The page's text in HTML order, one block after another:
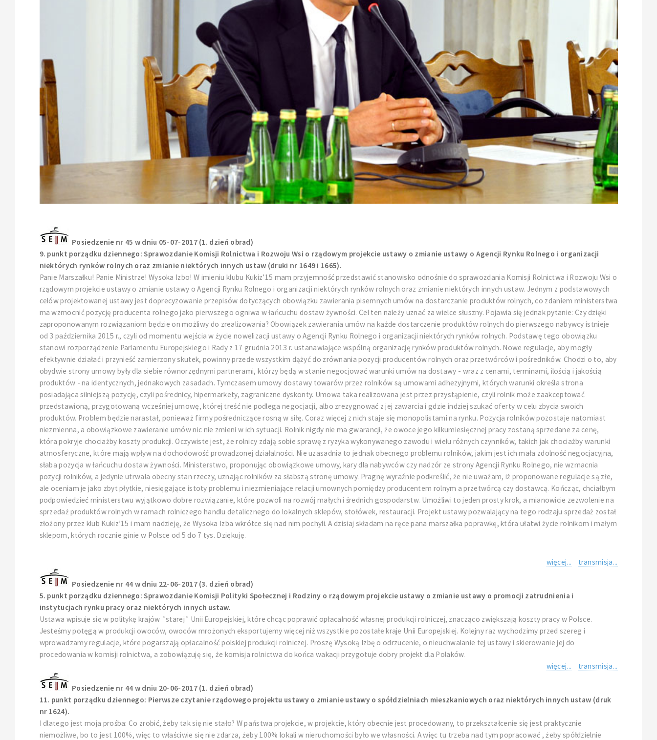
Posiedzenie nr 45 w dniu 05-07-2017 (1. dzień obrad)
9. punkt porządku dziennego: Sprawozdanie Komisji Rolnictwa i Rozwoju Wsi o rządowym projekcie ustawy o zmianie ustawy o Agencji Rynku Rolnego i organizacji
niektórych rynków rolnych oraz zmianie niektórych innych ustaw (druki nr 1649 i 1665).
Panie Marszałku! Panie Ministrze! Wysoka Izbo! W imieniu klubu Kukiz’15 mam przyjemność przedstawić stanowisko odnośnie do sprawozdania Komisji Rolnictwa i Rozwoju Wsi o
rządowym projekcie ustawy o zmianie ustawy o Agencji Rynku Rolnego i organizacji niektórych rynków rolnych oraz zmianie niektórych innych ustaw. Jednym z podstawowych
celów projektowanej ustawy jest doprecyzowanie przepisów dotyczących obowiązku zawierania pisemnych umów na dostarczanie produktów rolnych, co zdaniem ministerstwa
ma wzmocnić pozycję producenta rolnego jako pierwszego ogniwa w łańcuchu dostaw żywności. Cel ten należy uznać za wielce słuszny. Pojawia się jednak pytanie: Czy dzięki
zaproponowanym rozwiązaniom będzie on możliwy do zrealizowania? Obowiązek zawierania umów na każde dostarczenie produktów rolnych do pierwszego nabywcy istnieje
od 3 października 2015 r., czyli od momentu wejścia w życie nowelizacji ustawy o Agencji Rynku Rolnego i organizacji niektórych rynków rolnych. Podstawę tego obowiązku
stanowi rozporządzenie Parlamentu Europejskiego i Rady z 17 grudnia 2013 r. ustanawiające wspólną organizację rynków produktów rolnych. Nowe regulacje, aby mogły
efektywnie działać i przynieść zamierzony skutek, powinny przede wszystkim dążyć do zrównania pozycji producentów rolnych oraz przetwórców i pośredników. Chodzi o to, aby
obydwie strony umowy były dla siebie równorzędnymi partnerami, którzy będą w stanie negocjować warunki umów na dostawy - wraz z cenami, terminami, ilością i jakością
produktów - na identycznych, jednakowych zasadach. Tymczasem umowy dostawy towarów przez rolników są umowami adhezyjnymi, których warunki określa strona
posiadająca silniejszą pozycję, czyli pośrednicy, hipermarkety, zagraniczne dyskonty. Umowa taka realizowana jest przez przystąpienie, czyli rolnik może zaakceptować
przedstawioną, przygotowaną wcześniej umowę, której treść nie podlega negocjacji, albo zrezygnować z jej zawarcia i gdzie indziej szukać oferty w celu zbycia swoich
produktów. Problem będzie narastał, ponieważ firmy pośredniczące rosną w siłę. Coraz więcej z nich staje się monopolistami na rynku. Pozycja rolników pozostaje natomiast
niezmienna, a obowiązkowe zawieranie umów nic nie zmieni w ich sytuacji. Rolnik nigdy nie ma gwarancji, że owoce jego kilkumiesięcznej pracy zostaną sprzedane za cenę,
która pokryje chociażby koszty produkcji. Oczywiste jest, że rolnicy zdają sobie sprawę z ryzyka wykonywanego zawodu i wielu różnych czynników, takich jak chociażby warunki
atmosferyczne, które mają wpływ na dochodowość prowadzonej działalności. Nie uzasadnia to jednak obecnego problemu rolników, jakim jest ich mała zdolność negocjacyjna,
słaba pozycja w łańcuchu dostaw żywności. Ministerstwo, proponując obowiązkowe umowy, kary dla nabywców czy nadzór ze strony Agencji Rynku Rolnego, nie wzmacnia
pozycji rolników, a jedynie utrwala obecny stan rzeczy, uznając rolników za słabszą stronę umowy. Pragnę wyraźnie podkreślić, że nie uważam, iż proponowane regulacje są złe,
ale oceniam je jako zbyt płytkie, niesięgające istoty problemu i niezmieniające relacji umownych pomiędzy producentem rolnym a przetwórcą czy dostawcą. Kończąc, chciałbym
podpowiedzieć ministerstwu wyjątkowo dobre rozwiązanie, które pozwoli na rozwój małych i średnich gospodarstw. Umożliwi to jeden prosty krok, a mianowicie zezwolenie na
sprzedaż produktów rolnych w ramach rolniczego handlu detalicznego do lokalnych sklepów, stołówek, restauracji. Projekt ustawy pozwalający na tego rodzaju sprzedaż został
złożony przez klub Kukiz’15 i mam nadzieję, że Wysoka Izba wkrótce się nad nim pochyli. A dzisiaj składam na ręce pana marszałka poprawkę, która ułatwi życie rolnikom i małym
sklepom, których rocznie ginie w Polsce od 5 do 7 tys. Dziękuję.
więcej... transmisja...
Posiedzenie nr 44 w dniu 22-06-2017 (3. dzień obrad)
5. punkt porządku dziennego: Sprawozdanie Komisji Polityki Społecznej i Rodziny o rządowym projekcie ustawy o zmianie ustawy o promocji zatrudnienia i
instytucjach rynku pracy oraz niektórych innych ustaw.
Ustawa wpisuje się w politykę krajów ˝starej˝ Unii Europejskiej, które chcąc poprawić opłacalność własnej produkcji rolniczej, znacząco zwiększają koszty pracy w Polsce.
Jesteśmy potęgą w produkcji owoców, owoców mrożonych eksportujemy więcej niż wszystkie pozostałe kraje Unii Europejskiej. Kolejny raz wychodzimy przed szereg i
wprowadzamy regulacje, które pogarszają opłacalność polskiej produkcji rolniczej. Proszę Wysoką Izbę o odrzucenie, o nieuchwalanie tej ustawy i skierowanie jej do
procedowania w komisji rolnictwa, a zobowiązuję się, że komisja rolnictwa do końca wakacji przygotuje dobry projekt dla Polaków.
więcej...
transmisja...
Posiedzenie nr 44 w dniu 20-06-2017 (1. dzień obrad)
11. punkt porządku dziennego: Pierwsze czytanie rządowego projektu ustawy o zmianie ustawy o spółdzielniach mieszkaniowych oraz niektórych innych ustaw (druk
nr 1624).
I dlatego jest moja prośba: Co zrobić, żeby tak się nie stało? W państwa projekcie, w projekcie, który obecnie jest procedowany, to przekształcenie się jest praktycznie
niemożliwe, bo to jest 100%, więc to właściwie się nie zdarza, żeby 100% lokali w nieruchomości było we własności. A więc tu trzeba nad tym popracować , żeby spółdzielnie